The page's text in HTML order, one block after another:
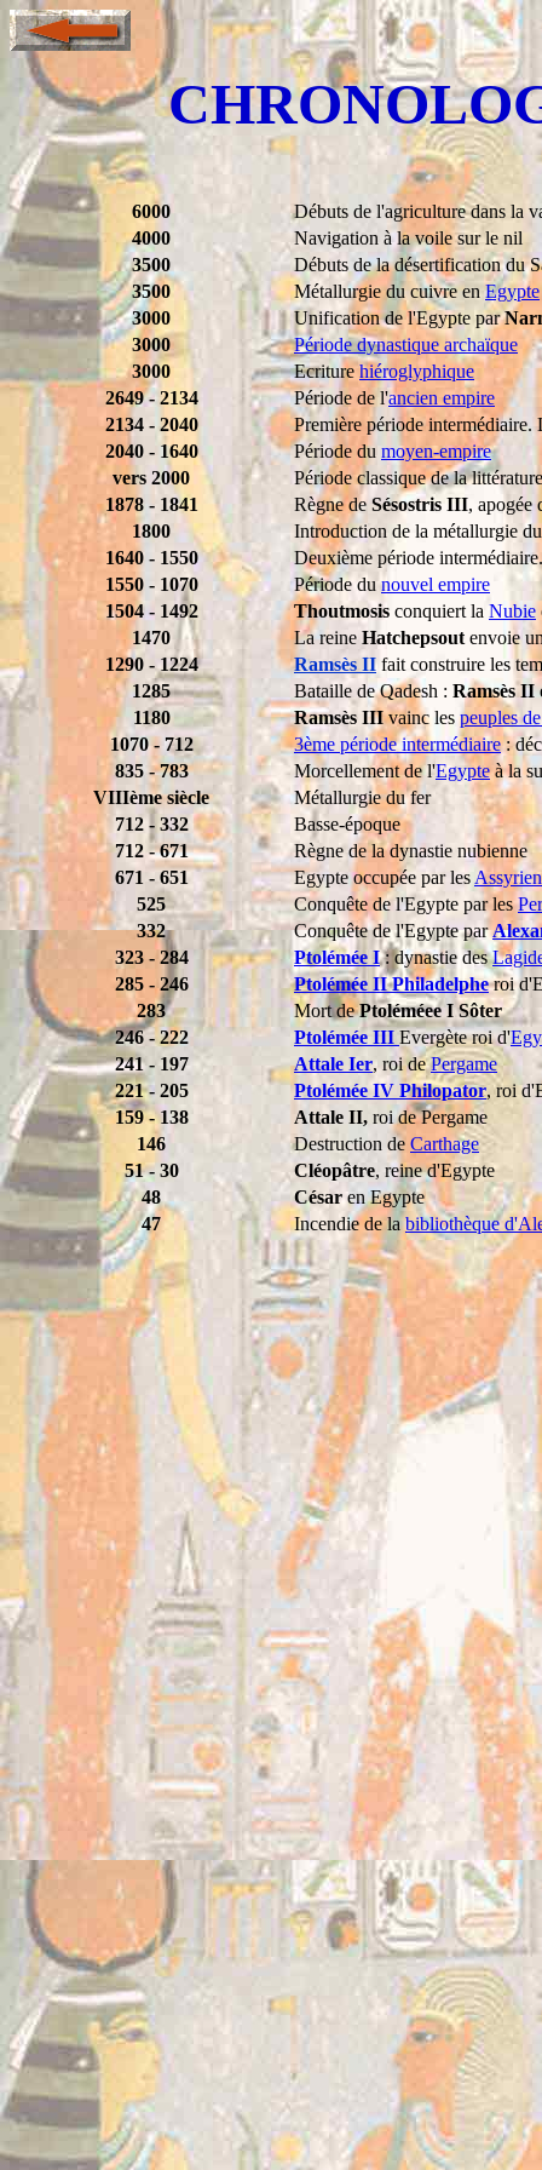
6000
Débuts de l'agriculture dans la
4000
Navigation à la voile sur le nil
3500
Débuts de la désertification du
3500
Métallurgie du cuivre enEgypte
3000
Unification de l'Egypte par
3000
Période dynastique archaïque
3000
Ecriturehiéroglyphique
2649 - 2134
Période de l'ancien empire
2134 - 2040
Première période
2040 - 1640
Période du moyen-empire
vers 2000
Période classique de la
1878 - 1841
Règne de Sésostris III, apogée
1800
Introduction de la métallurgie
1640 - 1550
Deuxième période
1550 - 1070
Période dunouvel empire
1504 - 1492
Thoutmosis conquiert la Nubie
1470
La reine Hatchepsout envoie
1290 - 1224
Ramsès IIfait construire les
1285
Bataille de Qadesh : Ramsès II
1180
Ramsès IIIvainc les peuples
1070 - 712
3ème période intermédiaire:
835 - 783
Morcellement de l'Egypteà la
VIIIème siècle
Métallurgie du fer
712 - 332
Basse-époque
712 - 671
Règne de la dynastie nubienne
671 - 651
Egypte occupée par les
525
Conquête de l'Egypte par les
332
Conquête de l'Egypte par
323 - 284
Ptolémée I : dynastie des
285 - 246
Ptolémée II Philadelpheroi
283
Mort dePtoléméee I Sôter
246 - 222
Ptolémée III Evergète roi d'
241 - 197
Attale Ier, roi dePergame
221 - 205
Ptolémée IV Philopator, roi
159 - 138
Attale II, roi de Pergame
146
Destruction de Carthage
51 - 30
Cléopâtre, reine d'Egypte
48
Césaren Egypte
47
Incendie de la bibliothèque